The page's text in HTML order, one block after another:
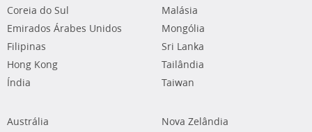
Coreia do Sul
Emirados Árabes Unidos
Filipinas
Hong Kong
Índia
Malásia
Mongólia
Sri Lanka
Tailândia
Taiwan
Austrália
Nova Zelândia